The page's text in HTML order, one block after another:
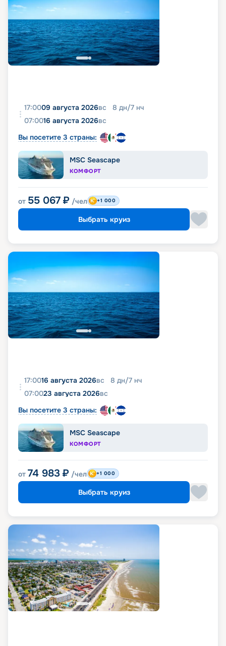
17:0009 августа 2026вс 8 дн/7 нч
07:0016 августа 2026вс
Вы посетите 3 страны:
MSC Seascape
КОМФОРТ
от 55 067 ₽ /чел +1 000
Выбрать круиз
17:0016 августа 2026вс 8 дн/7 нч
07:0023 августа 2026вс
Вы посетите 3 страны:
MSC Seascape
КОМФОРТ
от 74 983 ₽ /чел +1 000
Выбрать круиз